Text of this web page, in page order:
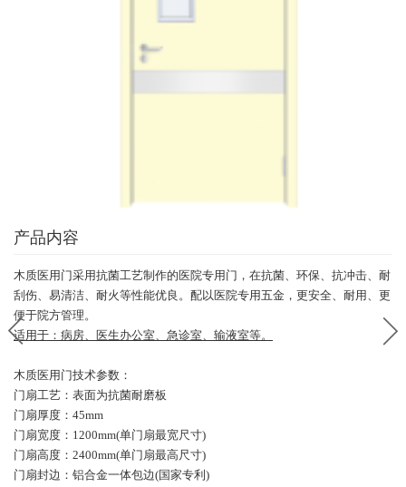
产品内容
木质医用门采用抗菌工艺制作的医院专用门，在抗菌、环保、抗冲击、耐
刮伤、易清洁、耐火等性能优良。配以医院专用五金，更安全、耐用、更
便于院方管理。
适用于：病房、医生办公室、急诊室、输液室等。
木质医用门技术参数：
门扇工艺：表面为抗菌耐磨板
门扇厚度：45mm
门扇宽度：1200mm(单门扇最宽尺寸)
门扇高度：2400mm(单门扇最高尺寸)
门扇封边：铝合金一体包边(国家专利)